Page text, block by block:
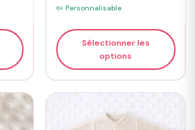
✏️ Personnalisable
Sélectionner les
options